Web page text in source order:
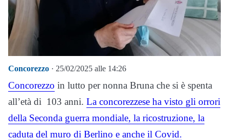
Concorezzo · 25/02/2025 alle 14:26
Concorezzo in lutto per nonna Bruna che si è spenta
all’età di 103 anni. La concorezzese ha visto gli orrori
della Seconda guerra mondiale, la ricostruzione, la
caduta del muro di Berlino e anche il Covid.